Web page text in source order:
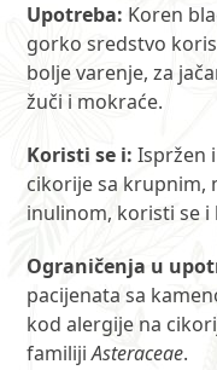
Upotreba: Koren
gorko sredstvo
bolje varenje, za
žuči i mokraće.
Koristi se i:Ispržen
cikorije sa krupnim,
inulinom, koristi se i
Ograničenja u
pacijenata sa
kod alergije na
familijiAsteraceae.